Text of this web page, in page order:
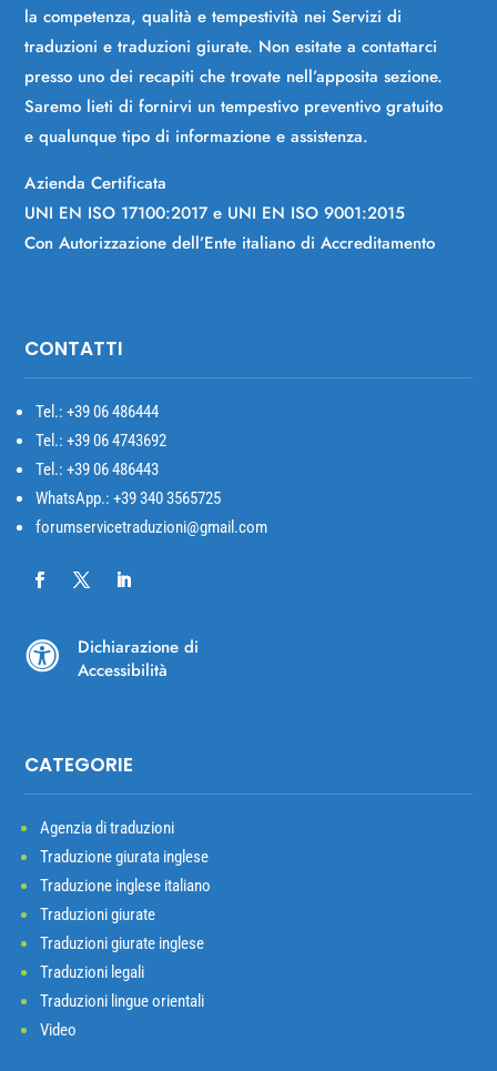
la competenza, qualità e tempestività nei Servizi di
traduzioni e traduzioni giurate. Non esitate a contattarci
presso uno dei recapiti che trovate nell’apposita sezione.
Saremo lieti di fornirvi un tempestivo preventivo gratuito
e qualunque tipo di informazione e assistenza.
Azienda Certificata
UNI EN ISO 17100:2017 e UNI EN ISO 9001:2015
Con Autorizzazione dell’Ente italiano di Accreditamento
CONTATTI
Tel.: +3906 486444
Tel.: +39 06 4743692
Tel.: +39 06 486443
WhatsApp.: +39 340 3565725
forumservicetraduzioni@gmail.com

Dichiarazione di
Accessibilità
CATEGORIE
Agenzia di traduzioni
Traduzione giurata inglese
Traduzione inglese italiano
Traduzioni giurate
Traduzioni giurate inglese
Traduzioni legali
Traduzioni lingue orientali
Video